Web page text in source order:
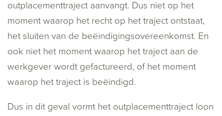
outplacementtraject aanvangt. Dus niet op het
moment waarop het recht op het traject ontstaat,
het sluiten van de beëindigingsovereenkomst. En
ook niet het moment waarop het traject aan de
werkgever wordt gefactureerd, of het moment
waarop het traject is beëindigd.
Dus in dit geval vormt het outplacementtraject loon